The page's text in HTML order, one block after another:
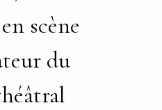
scène
du